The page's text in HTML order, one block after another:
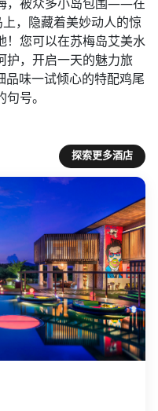
，隐藏着美妙动人的惊
！您可以在苏梅岛艾美水
护，开启一天的魅力旅
味一试倾心的特配鸡尾
号。​​
探索更多酒店